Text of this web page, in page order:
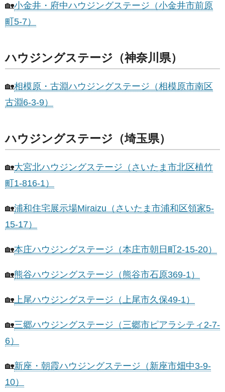
🏡小金井・府中ハウジングステージ（小金井市前原
町5-7）
ハウジングステージ（神奈川県）
🏡相模原・古淵ハウジングステージ（相模原市南区
古淵6-3-9）
ハウジングステージ（埼玉県）
🏡大宮北ハウジングステージ（さいたま市北区植竹
町1-816-1）
🏡浦和住宅展示場Miraizu（さいたま市浦和区領家5-
15-17）
🏡本庄ハウジングステージ（本庄市朝日町2-15-20）
🏡熊谷ハウジングステージ（熊谷市石原369-1）
🏡上尾ハウジングステージ（上尾市久保49-1）
🏡三郷ハウジングステージ（三郷市ピアラシティ2-7-
6）
🏡新座・朝霞ハウジングステージ（新座市畑中3-9-
10）